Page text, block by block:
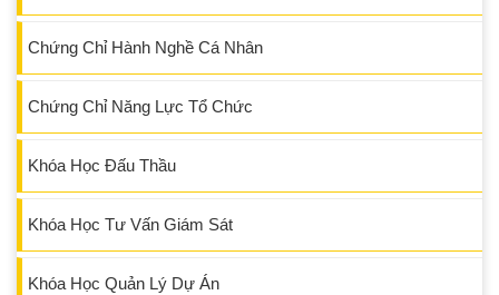
Chứng Chỉ Hành Nghề Cá Nhân
Chứng Chỉ Năng Lực Tổ Chức
Khóa Học Đấu Thầu
Khóa Học Tư Vấn Giám Sát
Khóa Học Quản Lý Dự Án